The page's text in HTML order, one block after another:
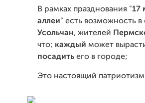
В рамках празднования "17
аллеи" есть возможность
Усольчан, жителей
что; каждый может
посадить его в городе;
Это настоящий